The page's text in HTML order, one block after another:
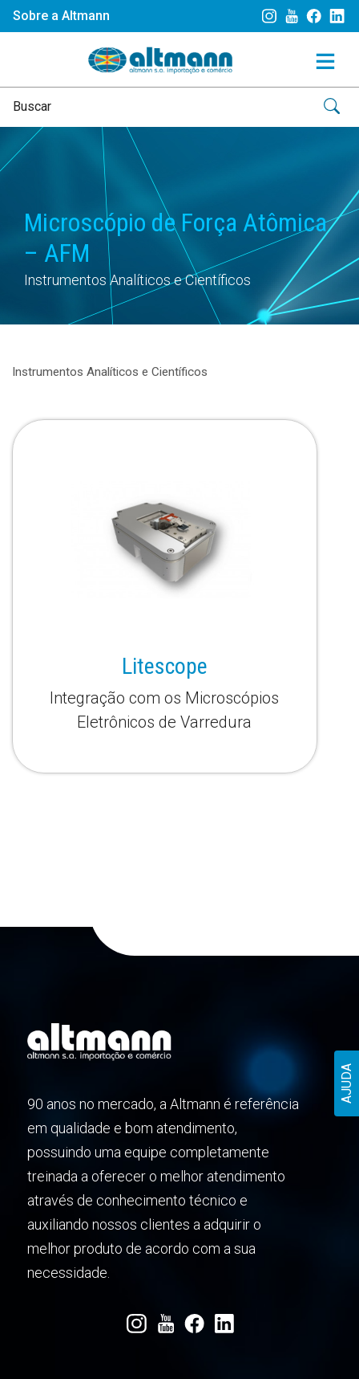
Sobre a Altmann
AJUDA
Microscópio de Força Atômica
– AFM
Instrumentos Analíticos e Científicos
Instrumentos Analíticos e Científicos
Litescope
Integração com os Microscópios
Eletrônicos de Varredura
90 anos no mercado, a Altmann é referência
em qualidade e bom atendimento,
possuindo uma equipe completamente
treinada a oferecer o melhor atendimento
através de conhecimento técnico e
auxiliando nossos clientes a adquirir o
melhor produto de acordo com a sua
necessidade.